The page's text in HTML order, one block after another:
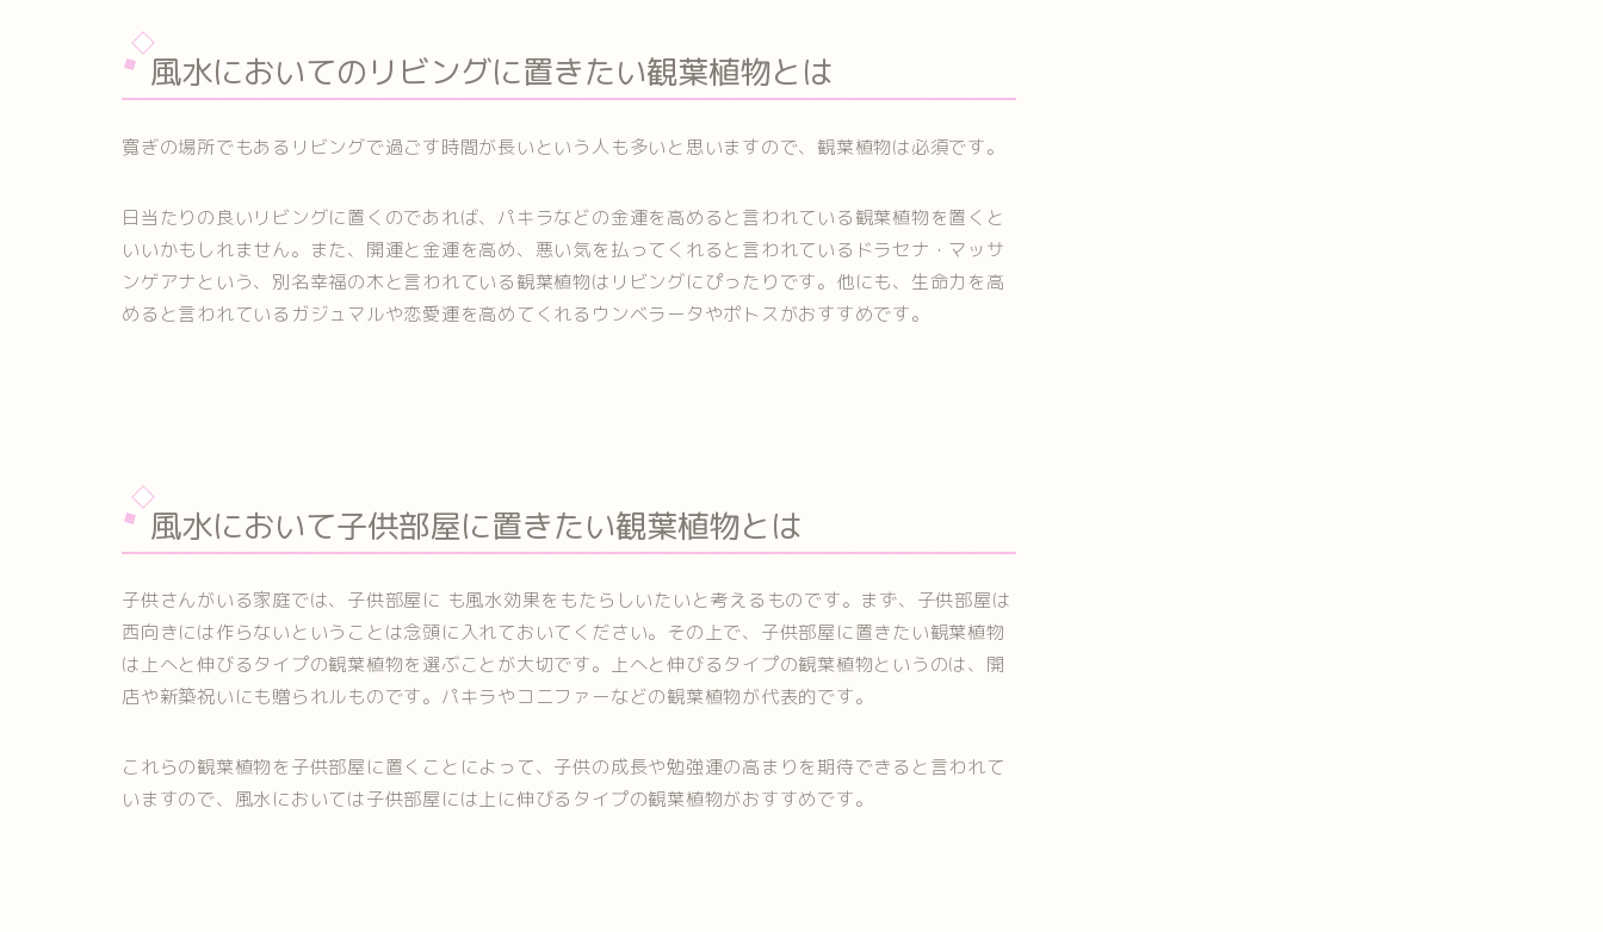
風水においてのリビングに置きたい観葉植物とは
寛ぎの場所でもあるリビングで過ごす時間が長いという人も多いと思いますので、観葉植物は必須です。
日当たりの良いリビングに置くのであれば、パキラなどの金運を高めると言われている観葉植物を置くと
いいかもしれません。また、開運と金運を高め、悪い気を払ってくれると言われているドラセナ・マッサ
ンゲアナという、別名幸福の木と言われている観葉植物はリビングにぴったりです。他にも、生命力を高
めると言われているガジュマルや恋愛運を高めてくれるウンベラータやポトスがおすすめです。
風水において子供部屋に置きたい観葉植物とは
子供さんがいる家庭では、子供部屋に も風水効果をもたらしいたいと考えるものです。まず、子供部屋は
西向きには作らないということは念頭に入れておいてください。その上で、子供部屋に置きたい観葉植物
は上へと伸びるタイプの観葉植物を選ぶことが大切です。上へと伸びるタイプの観葉植物というのは、開
店や新築祝いにも贈られルものです。パキラやコニファーなどの観葉植物が代表的です。
これらの観葉植物を子供部屋に置くことによって、子供の成長や勉強運の高まりを期待できると言われて
いますので、風水においては子供部屋には上に伸びるタイプの観葉植物がおすすめです。